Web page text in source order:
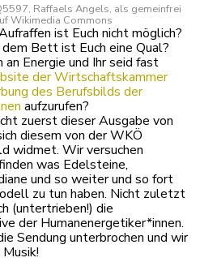
Raffaels Angels, als gemeinfrei
Wikimedia Commons
ist Euch nicht möglich?
Bett ist Euch eine Qual?
an Energie und Ihr seid fast
der Wirtschaftskammer
des Berufsbilds der
aufzurufen?
zuerst dieser Ausgabe von
diesem von der WKÖ
widmet. Wir versuchen
was Edelsteine,
und so weiter und so fort
zu tun haben. Nicht zuletzt
(untertrieben!) die
der Humanenergetiker*innen.
Sendung unterbrochen und wir